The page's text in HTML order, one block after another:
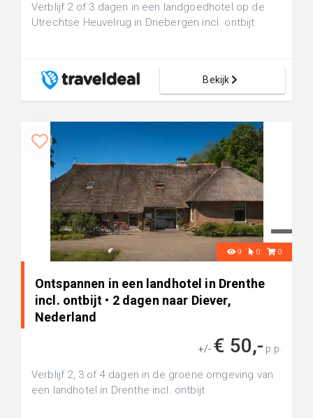
Verblijf 2 of 3 dagen in een landgoedhotel op de
Utrechtse Heuvelrug in Driebergen incl. ontbijt
Bekijk
9 0 0
Ontspannen in een landhotel in Drenthe
incl. ontbijt • 2 dagen naar Diever,
Nederland
+/- € 50,- p.p.
Verblijf 2, 3 of 4 dagen in de groene omgeving van
een landhotel in Drenthe incl. ontbijt